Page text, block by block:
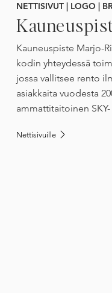
NETTISIVUT | LOGO |
Kauneuspiste Marjo-
kodin yhteydessä
jossa vallitsee rento
asiakkaita vuodesta
ammattitaitoinen
Nettisivuille